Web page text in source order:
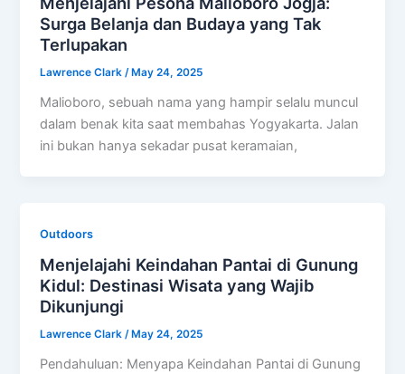
Surga Belanja dan Budaya yang Tak
Terlupakan
Lawrence Clark/ May 24, 2025
Malioboro, sebuah nama yang hampir selalu muncul
dalam benak kita saat membahas Yogyakarta. Jalan
ini bukan hanya sekadar pusat keramaian,
Outdoors
Menjelajahi Keindahan Pantai di Gunung
Kidul: Destinasi Wisata yang Wajib
Dikunjungi
Lawrence Clark/ May 24, 2025
Pendahuluan: Menyapa Keindahan Pantai di Gunung